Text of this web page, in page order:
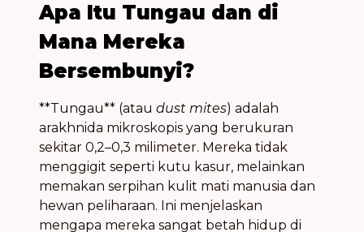
Apa Itu Tungau dan di
Mana Mereka
Bersembunyi?
**Tungau** (atau dust mites) adalah
arakhnida mikroskopis yang berukuran
sekitar 0,2–0,3 milimeter. Mereka tidak
menggigit seperti kutu kasur, melainkan
memakan serpihan kulit mati manusia dan
hewan peliharaan. Ini menjelaskan
mengapa mereka sangat betah hidup di